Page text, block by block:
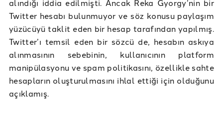
alındığı iddia edilmişti. Ancak Reka Gyorgy’nin bir
Twitter hesabı bulunmuyor ve söz konusu paylaşım
yüzücüyü taklit eden bir hesap tarafından yapılmış.
Twitter’ı temsil eden bir sözcü de, hesabın askıya
alınmasının sebebinin, kullanıcının platform
manipülasyonu ve spam politikasını, özellikle sahte
hesapların oluşturulmasını ihlal ettiği için olduğunu
açıklamış.